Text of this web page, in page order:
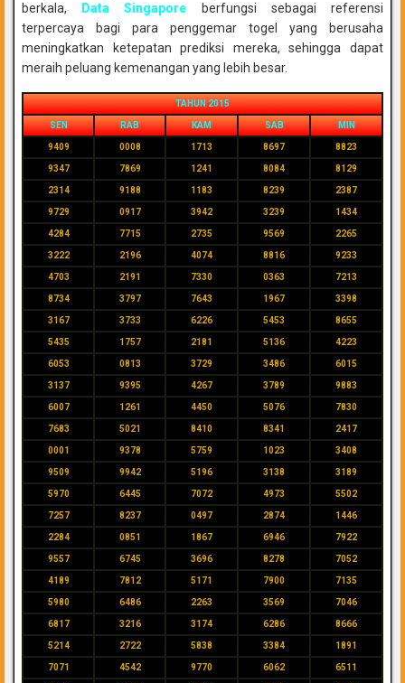
berkala,
Data Singapore berfungsi sebagai referensi
terpercaya bagi para penggemar togel yang berusaha
meningkatkan ketepatan prediksi mereka, sehingga dapat
meraih peluang kemenangan yang lebih besar.
TAHUN 2015
SEN RAB KAM SAB MIN
9409 0008 1713 8697 8823
9347 7869 1241 8084 8129
2314 9188 1183 8239 2387
9729 0917 3942 3239 1434
4284 7715 2735 9569 2265
3222 2196 4074 8816 9233
4703 2191 7330 0363 7213
8734 3797 7643 1967 3398
3167 3733 6226 5453 8655
5435 1757 2181 5136 4223
6053 0813 3729 3486 6015
3137 9395 4267 3789 9883
6007 1261 4450 5076 7830
7683 5021 8410 8341 2417
0001 9378 5759 1023 3408
9509 9942 5196 3138 3189
5970 6445 7072 4973 5502
7257 8237 0497 2874 1446
2284 0851 1867 6946 7922
9557 6745 3696 8278 7052
4189 7812 5171 7900 7135
5980 6486 2263 3569 7046
6817 3216 3174 6286 8666
5214 2722 5838 3384 1891
7071 4542 9770 6062 6511